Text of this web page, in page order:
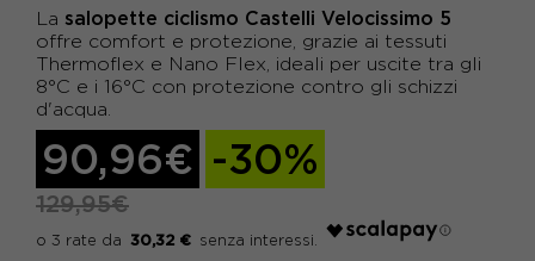
La salopette ciclismo Castelli Velocissimo 5
offre comfort e protezione, grazie ai tessuti
Thermoflex e Nano Flex, ideali per uscite tra gli
8°C e i 16°C con protezione contro gli schizzi
d'acqua.
90,96€ -30%
129,95€
30,32 €